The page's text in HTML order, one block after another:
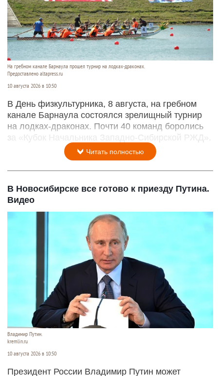
На гребном канале Барнаула прошел турнир на лодках-драконах.
Предоставлено altapress.ru
10 августа 2026 в 10:50
В День физкультурника, 8 августа, на гребном
канале Барнаула состоялся зрелищный турнир
на лодках-драконах. Почти 40 команд боролись
за «Кубок Начальника Западно-Сибирской РЖД».
Читать полностью
В Новосибирске все готово к приезду Путина.
Видео
Владимир Путин.
kremlin.ru
10 августа 2026 в 10:50
Президент России Владимир Путин может